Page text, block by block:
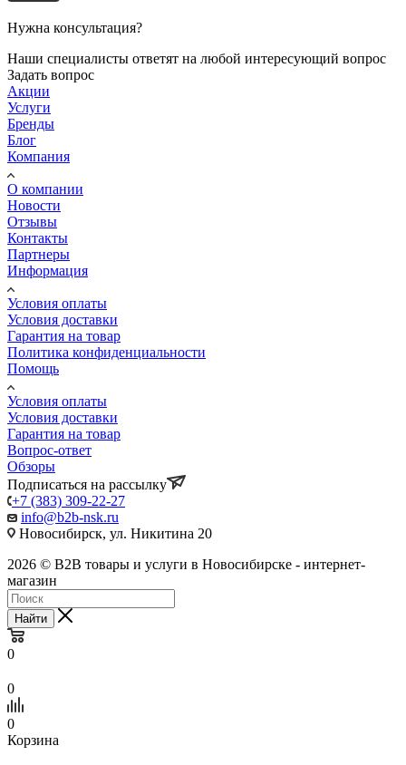
Нужна консультация?
Наши специалисты ответят на любой интересующий вопрос
Задать вопрос
Акции
Услуги
Бренды
Блог
Компания
О компании
Новости
Отзывы
Контакты
Партнеры
Информация
Условия оплаты
Условия доставки
Гарантия на товар
Политика конфиденциальности
Помощь
Условия оплаты
Условия доставки
Гарантия на товар
Вопрос-ответ
Обзоры
Подписаться на рассылку
+7 (383) 309-22-27
info@b2b-nsk.ru
Новосибирск, ул. Никитина 20
2026 © B2B товары и услуги в Новосибирске - интернет-
магазин
Найти
0
0
0
Корзина